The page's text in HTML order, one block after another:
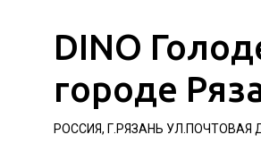
DINO
городе
РОССИЯ, Г.РЯЗАНЬ УЛ.ПОЧТОВАЯ